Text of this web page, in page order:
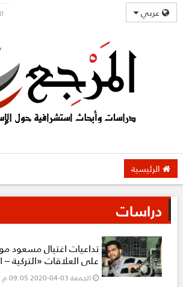
عربي
الرئيسية
دراسات
تداعيات اغتيال مسعود
على العلاقات «التركية –
الجمعة 03-04-2020 09:05 م